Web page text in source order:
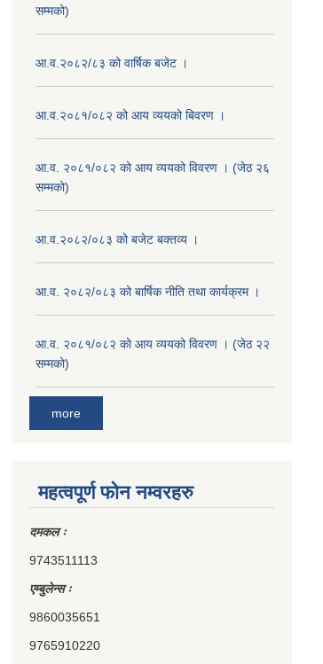
सम्मको)
आ.व.२०८२/८३ को वार्षिक बजेट ।
आ.व.२०८१/०८२ को आय व्ययको बिवरण ।
आ.व. २०८१/०८२ को आय व्ययको विवरण । (जेठ २६
सम्मको)
आ.व.२०८२/०८३ को बजेट बक्तव्य ।
आ.व. २०८२/०८३ को बार्षिक नीति तथा कार्यक्रम ।
आ.व. २०८१/०८२ को आय व्ययको विवरण । (जेठ २२
सम्मको)
more
महत्वपूर्ण फोन नम्वरहरु
दमकल ः
9743511113
एम्बुलेन्स ः
9860035651
9765910220